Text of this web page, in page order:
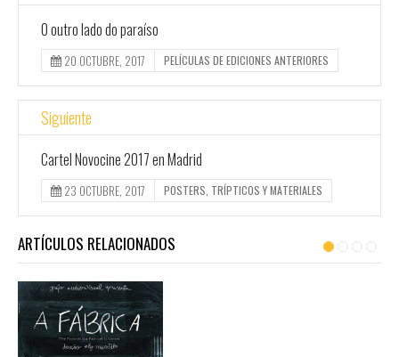
O outro lado do paraíso
20 OCTUBRE, 2017 PELÍCULAS DE EDICIONES ANTERIORES
Siguiente
Cartel Novocine 2017 en Madrid
23 OCTUBRE, 2017 POSTERS, TRÍPTICOS Y MATERIALES
ARTÍCULOS RELACIONADOS